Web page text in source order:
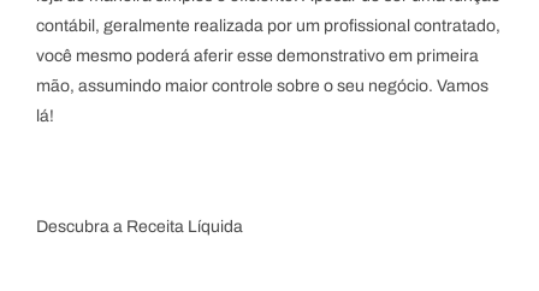
contábil, geralmente realizada por um profissional contratado,
você mesmo poderá aferir esse demonstrativo em primeira
mão, assumindo maior controle sobre o seu negócio. Vamos
lá!
Descubra a Receita Líquida